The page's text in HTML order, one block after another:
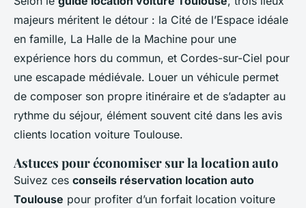
majeurs méritent le détour : la Cité de l’Espace idéale
en famille, La Halle de la Machine pour une
expérience hors du commun, et Cordes-sur-Ciel pour
une escapade médiévale. Louer un véhicule permet
de composer son propre itinéraire et de s’adapter au
rythme du séjour, élément souvent cité dans les avis
clients location voiture Toulouse.
Astuces pour économiser sur la location auto
Suivez ces conseils réservation location auto
Toulouse pour profiter d’un forfait location voiture